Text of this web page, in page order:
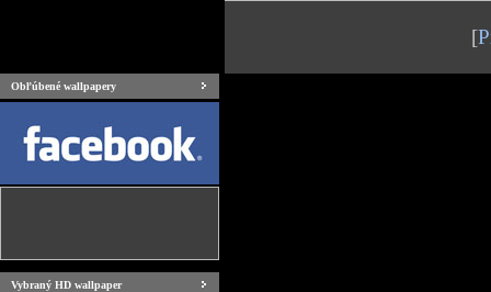
[
Obľúbené wallpapery
Vybraný HD wallpaper